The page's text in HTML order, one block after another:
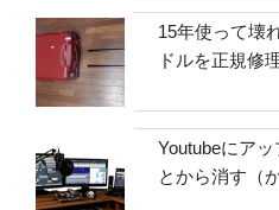
15年使って壊
ドルを正規修
Youtubeにア
とから消す（